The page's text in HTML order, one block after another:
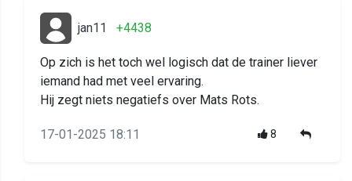
jan11 +4438
Op zich is het toch wel logisch dat de trainer liever
iemand had met veel ervaring.
Hij zegt niets negatiefs over Mats Rots.
17-01-2025 18:11 8